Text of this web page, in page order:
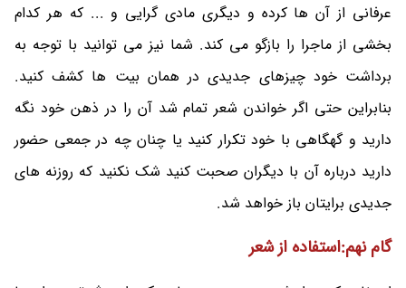
عرفانی از آن ها کرده و دیگری مادی گرایی و ... که هر کدام
بخشی از ماجرا را بازگو می کند. شما نیز می توانید با توجه به
برداشت خود چیزهای جدیدی در همان بیت ها کشف کنید.
بنابراین حتی اگر خواندن شعر تمام شد آن را در ذهن خود نگه
دارید و گهگاهی با خود تکرار کنید یا چنان چه در جمعی حضور
دارید درباره آن با دیگران صحبت کنید شک نکنید که روزنه های
جدیدی برایتان باز خواهد شد.
گام نهم:استفاده از شعر